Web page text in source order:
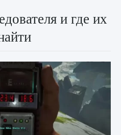
и стадионы в EA
и где их